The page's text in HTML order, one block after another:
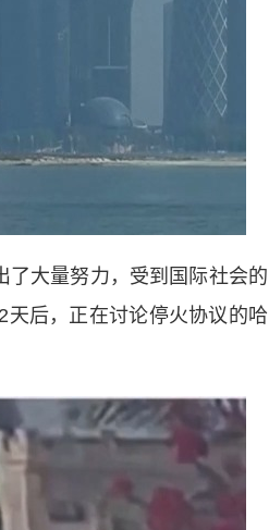
大量努力，受到国际社会的
后，正在讨论停火协议的哈